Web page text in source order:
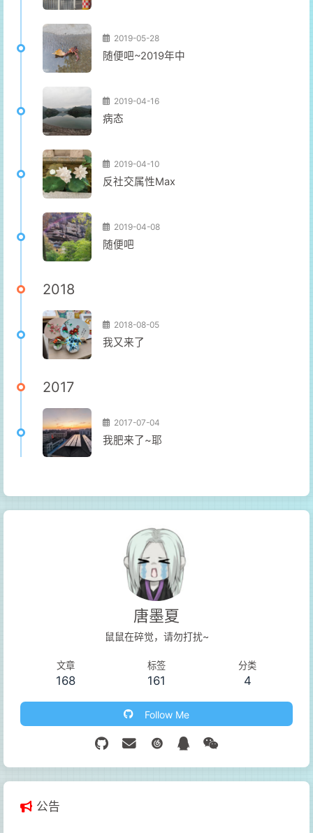
2019-05-28
随便吧~2019年中
2019-04-16
病态
2019-04-10
反社交属性Max
2019-04-08
随便吧
2018
2018-08-05
我又来了
2017
2017-07-04
我肥来了~耶
唐墨夏
鼠鼠在碎觉，请勿打扰~
文章
168
标签
161
分类
4
Follow Me
公告